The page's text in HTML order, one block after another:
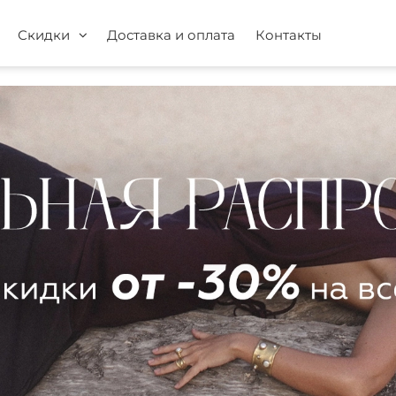
Скидки Доставка и оплата Контакты